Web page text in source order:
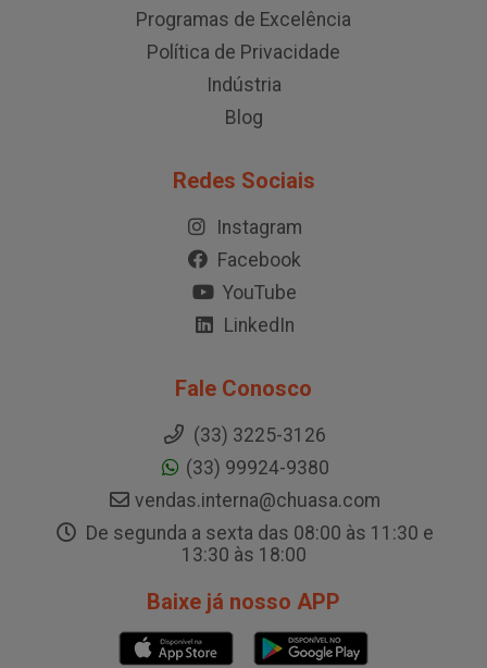
Programas de Excelência
Política de Privacidade
Indústria
Blog
Redes Sociais
Instagram
Facebook
YouTube
LinkedIn
Fale Conosco
(33) 3225-3126
(33) 99924-9380
vendas.interna@chuasa.com
De segunda a sexta das 08:00 às 11:30 e
13:30 às 18:00
Baixe já nosso APP